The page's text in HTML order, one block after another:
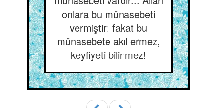
onlara bu münasebeti
vermiştir; fakat bu
münasebete akıl ermez,
keyfiyeti bilinmez!